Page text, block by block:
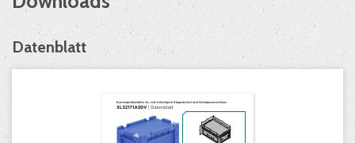
Datenblatt